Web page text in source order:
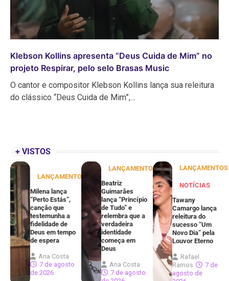
Klebson Kollins apresenta “Deus Cuida de Mim” no
projeto Respirar, pelo selo Brasas Music
O cantor e compositor Klebson Kollins lança sua releitura
do clássico “Deus Cuida de Mim”,…
+ VISTOS
LANÇAMENTOS
Milena lança
“Perto Estás”,
canção que
testemunha a
fidelidade de
Deus em tempo
de espera
Ana Costa
7 de agosto
de 2026
LANÇAMENTOS
Beatriz
Guimarães
lança “Princípio
de Tudo” e
relembra que a
verdadeira
identidade
começa em
Deus
Ana Costa
7 de agosto
LANÇAMENTOS
NOTÍCIAS
Tawany
Camargo lança
releitura do
sucesso “Um
Novo Dia” pela
Louvor Eterno
Rafael
Ramos
7 de
agosto de